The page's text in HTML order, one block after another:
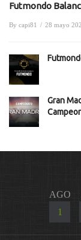
Futmondo
By capi81 / 28 mayo
Gran
AGO
1